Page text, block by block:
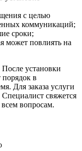
с целью
коммуникаций;
сроки;
может повлиять на
установки
в
Для заказа услуги
свяжется
вопросам.